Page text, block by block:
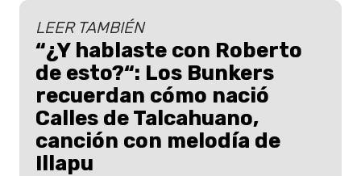
LEER TAMBIÉN
“¿Y hablaste con Roberto
de esto?“: Los Bunkers
recuerdan cómo nació
Calles de Talcahuano,
canción con melodía de
Illapu